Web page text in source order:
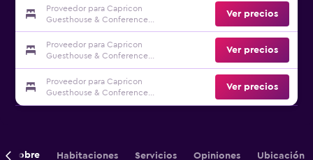
Proveedor para Capricon
Guesthouse & Conference
Centre
Ver precios
Proveedor para Capricon
Guesthouse & Conference
Centre
Ver precios
Proveedor para Capricon
Guesthouse & Conference
Centre
Ver precios
Sobre Habitaciones Servicios Opiniones Ubicación